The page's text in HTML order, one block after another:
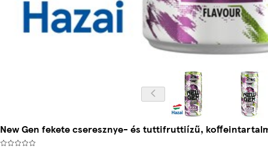
New Gen fekete cseresznye- és tuttifruttiízű,